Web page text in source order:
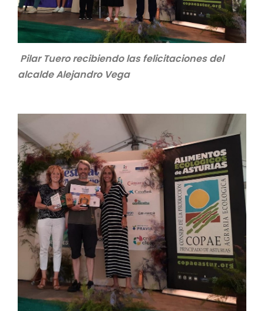
Pilar Tuero recibiendo las felicitaciones del
alcalde Alejandro Vega